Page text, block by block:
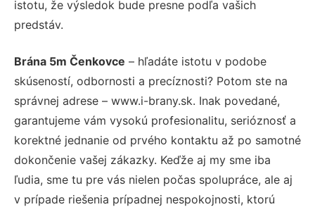
istotu, že výsledok bude presne podľa vašich
predstáv.
Brána 5m Čenkovce – hľadáte istotu v podobe
skúseností, odbornosti a precíznosti? Potom ste na
správnej adrese – www.i-brany.sk. Inak povedané,
garantujeme vám vysokú profesionalitu, serióznosť a
korektné jednanie od prvého kontaktu až po samotné
dokončenie vašej zákazky. Keďže aj my sme iba
ľudia, sme tu pre vás nielen počas spolupráce, ale aj
v prípade riešenia prípadnej nespokojnosti, ktorú